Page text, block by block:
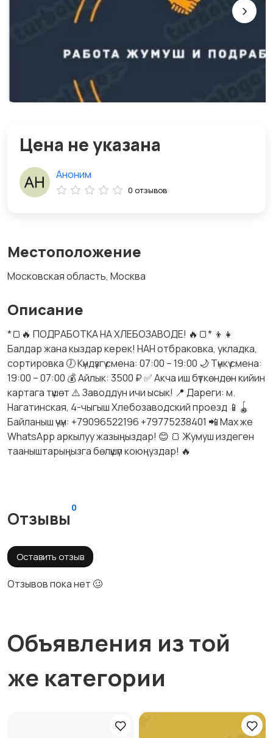
Местоположение
Московская область, Москва
Описание
*🍞🔥 ПОДРАБОТКА НА ХЛЕБОЗАВОДЕ! 🔥🍞* 👦👧
Балдар жана кыздар керек! НАН отбраковка, укладка,
сортировка 🕖 Күндүзгү смена: 07:00 – 19:00 🌙 Түнкү смена:
19:00 – 07:00 💰 Айлык: 3500 ₽ ✅ Акча иш бүткөндөн кийин
картага түшөт ⚠️ Заводдун ичи ысык! 📍 Дареги: м.
Нагатинская, 4-чыгыш Хлебозаводский проезд 📱🪀
Байланыш үчүн: +79096522196 +79775238401 📲 Мах же
WhatsApp аркылуу жазыңыздар! 😊 🍞 Жумуш издеген
тааныштарыңызга бөлүшүп коюңуздар! 🔥
Отзывы
0
Оставить отзыв
Отзывов пока нет 🥴
Цена не указана
Аноним
0 отзывов
Объявления из той
же категории